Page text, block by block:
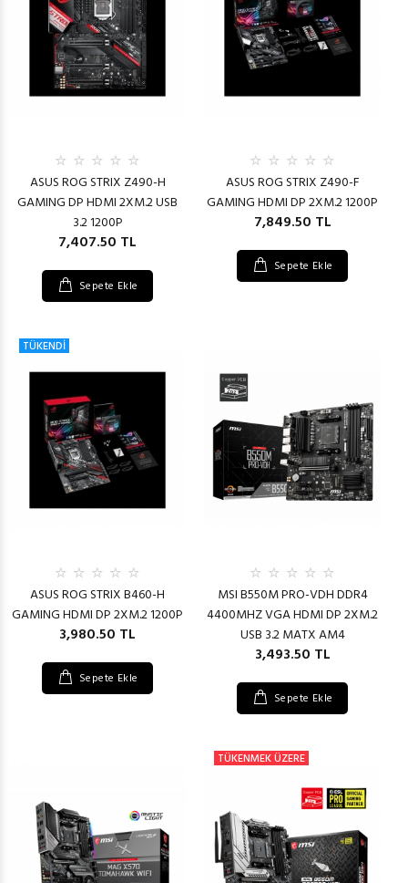
ASUS ROG STRIX Z490-H
GAMING DP HDMI 2XM.2 USB
3.2 1200P
7,407.50 TL
Sepete Ekle
ASUS ROG STRIX Z490-F
GAMING HDMI DP 2XM.2 1200P
7,849.50 TL
Sepete Ekle
TÜKENDİ
ASUS ROG STRIX B460-H
GAMING HDMI DP 2XM.2 1200P
3,980.50 TL
Sepete Ekle
MSI B550M PRO-VDH DDR4
4400MHZ VGA HDMI DP 2XM.2
USB 3.2 MATX AM4
3,493.50 TL
Sepete Ekle
TÜKENMEK ÜZERE